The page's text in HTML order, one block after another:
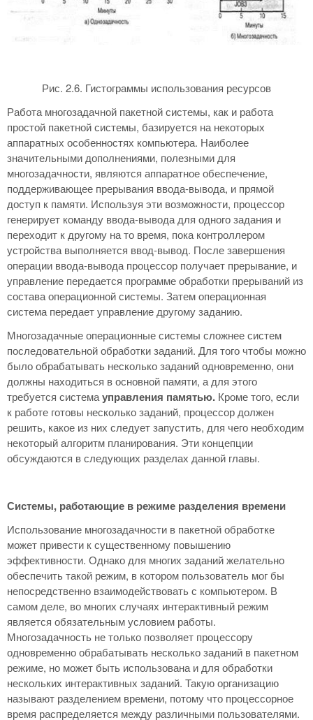
Рис. 2.6. Гистограммы использования ресурсов
Работа многозадачной пакетной системы, как и работа
простой пакетной системы, базируется на некоторых
аппаратных особенностях компьютера. Наиболее
значительными дополнениями, полезными для
многозадачности, являются аппаратное обеспечение,
поддерживающее прерывания ввода-вывода, и прямой
доступ к памяти. Используя эти возможности, процессор
генерирует команду ввода-вывода для одного задания и
переходит к другому на то время, пока контроллером
устройства выполняется ввод-вывод. После завершения
операции ввода-вывода процессор получает прерывание, и
управление передается программе обработки прерываний из
состава операционной системы. Затем операционная
система передает управление другому заданию.
Многозадачные операционные системы сложнее систем
последовательной обработки заданий. Для того чтобы можно
было обрабатывать несколько заданий одновременно, они
должны находиться в основной памяти, а для этого
требуется системауправления памятью. Кроме того, если
к работе готовы несколько заданий, процессор должен
решить, какое из них следует запустить, для чего необходим
некоторый алгоритм планирования. Эти концепции
обсуждаются в следующих разделах данной главы.
Системы, работающие в режиме разделения времени
Использование многозадачности в пакетной обработке
может привести к существенному повышению
эффективности. Однако для многих заданий желательно
обеспечить такой режим, в котором пользователь мог бы
непосредственно взаимодействовать с компьютером. В
самом деле, во многих случаях интерактивный режим
является обязательным условием работы.
Многозадачность не только позволяет процессору
одновременно обрабатывать несколько заданий в пакетном
режиме, но может быть использована и для обработки
нескольких интерактивных заданий. Такую организацию
называют разделением времени, потому что процессорное
время распределяется между различными пользователями.